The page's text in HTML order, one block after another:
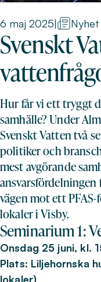
6 maj 2025| Nyhet
Svenskt
Hur får vi ett tryggt
samhälle? Under
Svenskt Vatten två
politiker och
mest avgörande
vägen mot ett
lokaler i Visby.
Seminarium 1:
Onsdag 25 juni, kl.
Plats: Liljehornska
lokaler)